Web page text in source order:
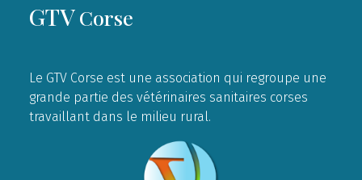
GTVCorse
Le GTV Corse est une association qui regroupe une
grande partie des vétérinaires sanitaires corses
travaillant dans le milieu rural.